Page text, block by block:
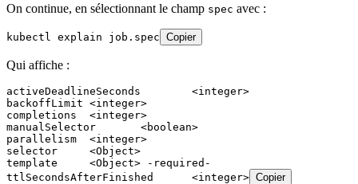
On continue, en sélectionnant le champ spec avec :
kubectl explain job.spec Copier
Qui affiche :
activeDeadlineSeconds        <integer>
backoffLimit <integer>
completions  <integer>
manualSelector       <boolean>
parallelism  <integer>
selector     <Object>
template     <Object> -required-
ttlSecondsAfterFinished      <integer> Copier